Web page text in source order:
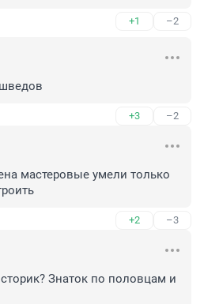
+1 –2
+3 –2
мастеровые умели только
+2 –3
Знаток по половцам и